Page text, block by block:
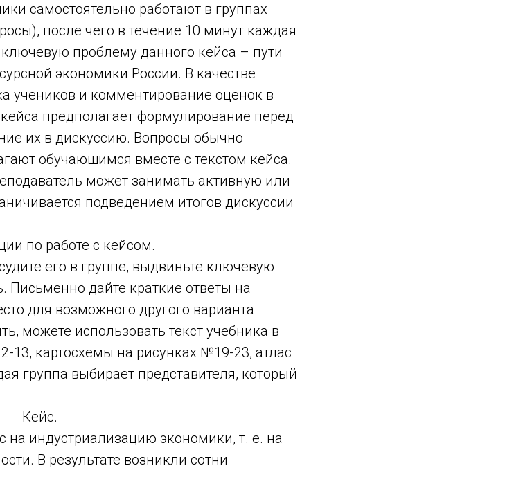
самостоятельно работают в группах
после чего в течение 10 минут каждая
проблему данного кейса – пути
экономики России. В качестве
учеников и комментирование оценок в
предполагает формулирование перед
их в дискуссию. Вопросы обычно
обучающимся вместе с текстом кейса.
может занимать активную или
подведением итогов дискуссии
по работе с кейсом.
его в группе, выдвиньте ключевую
Письменно дайте краткие ответы на
для возможного другого варианта
можете использовать текст учебника в
13, картосхемы на рисунках №19-23, атлас
группа выбирает представителя, который
Кейс.
на индустриализацию экономики, т. е. на
В результате возникли сотни